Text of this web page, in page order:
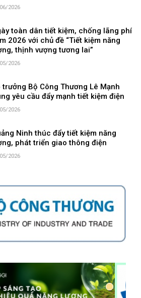
2026
toàn dân tiết kiệm, chống lãng phí
2026 với chủ đề “Tiết kiệm năng
thịnh vượng tương lai”
2026
trưởng Bộ Công Thương Lê Mạnh
yêu cầu đẩy mạnh tiết kiệm điện
2026
Ninh thúc đẩy tiết kiệm năng
phát triển giao thông điện
2026